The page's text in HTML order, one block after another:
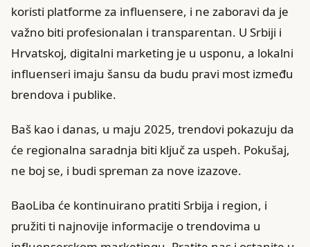
koristi platforme za influensere, i ne zaboravi da je
važno biti profesionalan i transparentan. U Srbiji i
Hrvatskoj, digitalni marketing je u usponu, a lokalni
influenseri imaju šansu da budu pravi most između
brendova i publike.
Baš kao i danas, u maju 2025, trendovi pokazuju da
će regionalna saradnja biti ključ za uspeh. Pokušaj,
ne boj se, i budi spreman za nove izazove.
BaoLiba će kontinuirano pratiti Srbija i region, i
pružiti ti najnovije informacije o trendovima u